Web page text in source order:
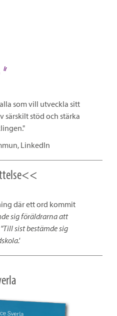
som vill utveckla sitt
särskilt stöd och stärka
LinkedIn
där ett ord kommit
sig föräldrarna att
"Till sist bestämde sig